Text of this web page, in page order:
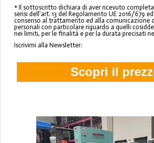
* Il sottoscritto dichiara di aver ricevuto
sensi dell'art. 13 del Regolamento UE 2016/679 ed
consenso al trattamento ed alla comunicazione
personali con particolare riguardo a quelli
nei limiti, per le finalità e per la durata precisati
Iscrivimi alla Newsletter: